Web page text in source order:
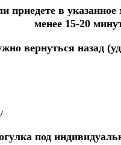
приедете в указанное
менее 15-20
вернуться назад
под